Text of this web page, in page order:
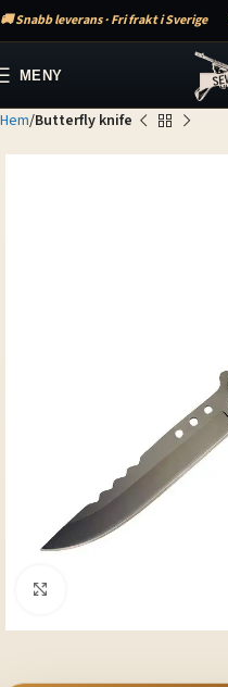
🚚 Snabb leverans · Fri frakt i Sverige
MENY
Hem Butterfly knife